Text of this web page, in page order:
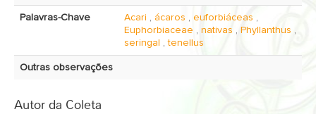
Palavras-Chave Acari , ácaros , euforbiáceas ,
Euphorbiaceae , nativas , Phyllanthus ,
seringal
,tenellus
Outras observações
Autor da Coleta